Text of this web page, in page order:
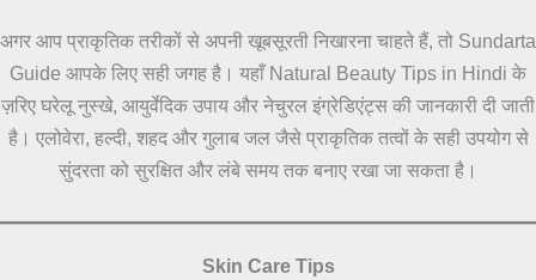
अगर आप प्राकृतिक तरीकों से अपनी खूबसूरती निखारना चाहते हैं, तो Sundarta
Guide आपके लिए सही जगह है। यहाँ Natural Beauty Tips in Hindi के
ज़रिए घरेलू नुस्खे, आयुर्वेदिक उपाय और नेचुरल इंग्रेडिएंट्स की जानकारी दी जाती
है। एलोवेरा, हल्दी, शहद और गुलाब जल जैसे प्राकृतिक तत्वों के सही उपयोग से
सुंदरता को सुरक्षित और लंबे समय तक बनाए रखा जा सकता है।
Skin Care Tips